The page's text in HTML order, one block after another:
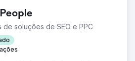
soluções de SEO e PPC